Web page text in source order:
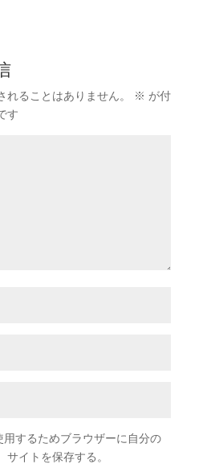
れることはありません。 ※ が付
す
用するためブラウザーに自分の
イトを保存する。